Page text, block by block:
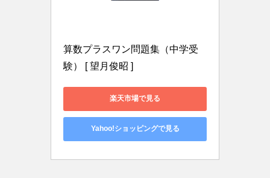
算数プラスワン問題集（中学受
験） [ 望月俊昭 ]
楽天市場で見る
Yahoo!ショッピングで見る